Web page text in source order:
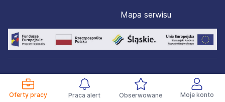
Oferty pracy Praca alert Obserwowane Moje konto
Mapa serwisu
© 2012-2026 Aplikuj.pl®. Wszelkie prawa zastrzeżone.